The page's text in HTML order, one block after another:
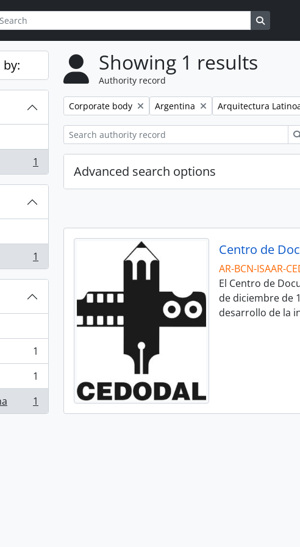
options
1
1
1
1
1
Showing 1 results
Authority record
Remove filter:
Corporate body Remove filter:
Argentina Remove filter:
Arquitectura
Advanced search options
Centro de
AR-BCN-ISAAR-
El Centro de
de diciembre de
desarrollo de la